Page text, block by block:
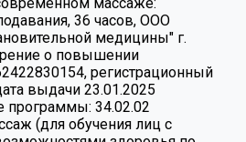
36 часов, ООО
медицины" г.
о повышении
регистрационный
выдачи 23.01.2025
программы: 34.02.02
(для обучения лиц с